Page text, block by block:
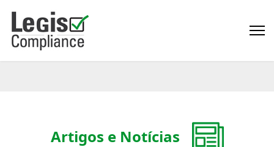
Artigos e Notícias